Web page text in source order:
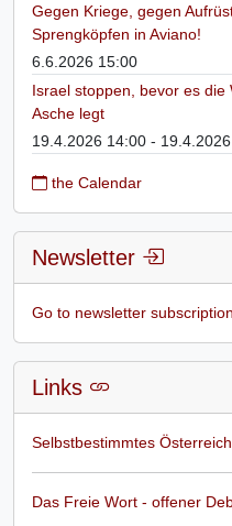
Gegen Kriege, gegen
Sprengköpfen in Aviano!
6.6.2026 15:00
Israel stoppen, bevor es
Asche legt
19.4.2026 14:00 -
the Calendar
Newsletter
Go to newsletter subscription
Links
Selbstbestimmtes Österreich
Das Freie Wort - offener